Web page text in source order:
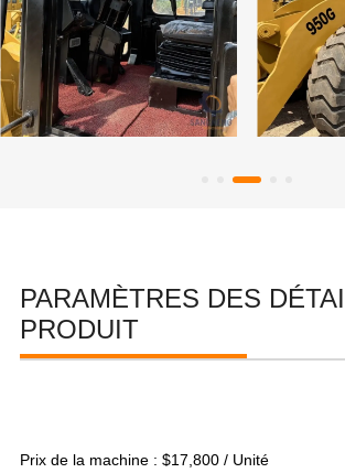
PARAMÈTRES DES
PRODUIT
Prix de la machine : $17,800 / Unité